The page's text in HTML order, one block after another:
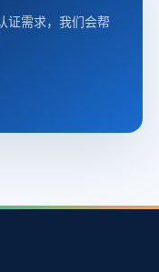
证需求，我们会帮